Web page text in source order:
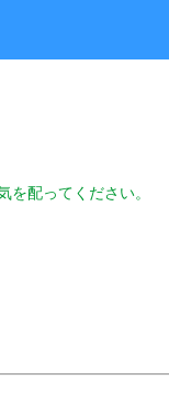
配ってください。